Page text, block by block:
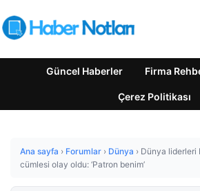
Güncel Haberler Firma
Çerez Politikası
Ana sayfa › Forumlar › Dünya › Dünya liderleri
cümlesi olay oldu: ‘Patron benim’